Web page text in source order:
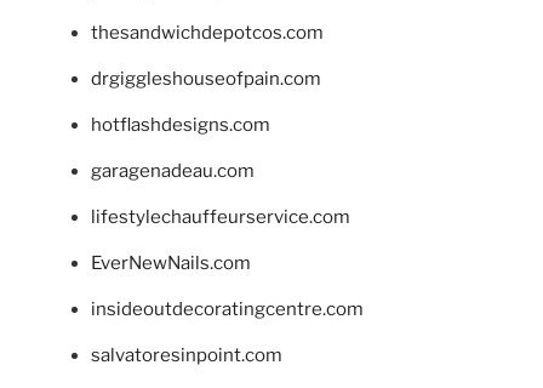
thesandwichdepotcos.com
drgiggleshouseofpain.com
hotflashdesigns.com
garagenadeau.com
lifestylechauffeurservice.com
EverNewNails.com
insideoutdecoratingcentre.com
salvatoresinpoint.com